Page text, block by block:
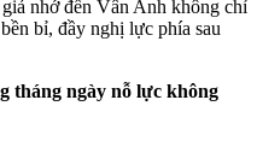
nhớ đến Vân Anh không chỉ
bỉ, đầy nghị lực phía sau
tháng ngày nỗ lực không